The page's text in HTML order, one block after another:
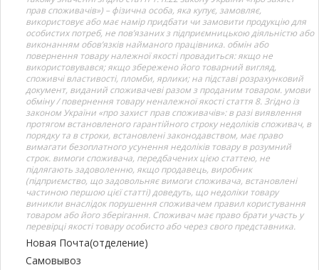
прав споживачів») – фізична особа, яка купує, замовляє,
використовує або має намір придбати чи замовити продукцію для
особистих потреб, не пов’язаних з підприємницькою діяльністю або
виконанням обов’язків найманого працівника. обмін або
повернення товару належної якості провадиться: якщо не
використовувався; якщо збережено його товарний вигляд,
споживчі властивості, пломби, ярлики; на підставі розрахунковий
документ, виданий споживачеві разом з проданим товаром. умови
обміну / повернення товару неналежної якості стаття 8. Згідно із
законом України «про захист прав споживачів»: в разі виявлення
протягом встановленого гарантійного строку недоліків споживач, в
порядку та в строки, встановлені законодавством, має право
вимагати безоплатного усунення недоліків товару в розумний
строк. вимоги споживача, передбачених цією статтею, не
підлягають задоволенню, якщо продавець, виробник
(підприємство, що задовольняє вимоги споживача, встановлені
частиною першою цієї статті) доведуть, що недоліки товару
виникли внаслідок порушення споживачем правил користування
товаром або його зберігання. Споживач має право брати участь у
перевірці якості товару особисто або через свого представника.
Новая Почта(отделение)
Самовывоз